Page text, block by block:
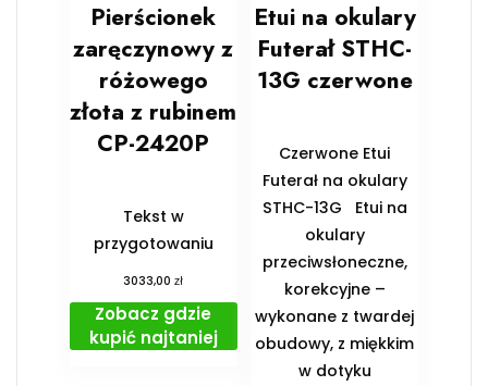
Pierścionek
zaręczynowy z
różowego
złota z rubinem
CP-2420P
Tekst w
przygotowaniu
3033,00zł
Zobacz gdzie
kupić najtaniej
Etui na okulary
Futerał STHC-
13G czerwone
Czerwone Etui
Futerał na okulary
STHC-13G Etui na
okulary
przeciwsłoneczne,
korekcyjne –
wykonane z twardej
obudowy, z miękkim
w dotyku